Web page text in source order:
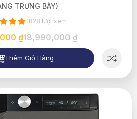
TRƯNG BÀY)
1828 lượt xem
₫18,990,000 ₫
Thêm Giỏ Hàng